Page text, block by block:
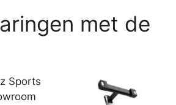
met de
Sports